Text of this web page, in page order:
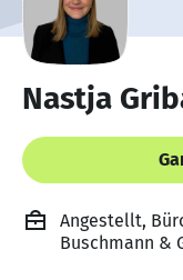
Nastja
Angestellt,
Buschmann &